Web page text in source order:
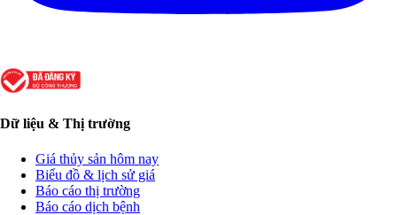
Dữ liệu & Thị trường
Giá thủy sản hôm nay
Biểu đồ & lịch sử giá
Báo cáo thị trường
Báo cáo dịch bệnh